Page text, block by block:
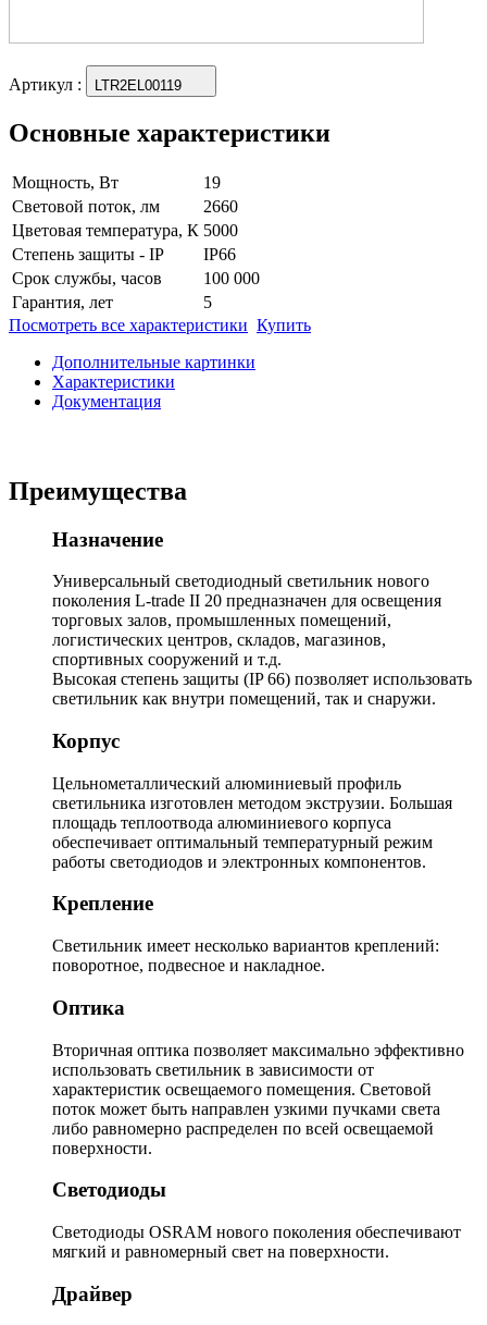
Артикул : LTR2EL00119
Основные характеристики
Мощность, Вт
19
Световой поток, лм
2660
Цветовая температура, К 5000
Степень защиты - IP
IP66
Срок службы, часов
100 000
Гарантия, лет
5
Посмотреть все характеристики Купить
Дополнительные картинки
Характеристики
Документация
Преимущества
Назначение
Универсальный светодиодный светильник нового
поколения L-trade II 20 предназначен для освещения
торговых залов, промышленных помещений,
логистических центров, складов, магазинов,
спортивных сооружений и т.д.
Высокая степень защиты (IP 66) позволяет использовать
светильник как внутри помещений, так и снаружи.
Корпус
Цельнометаллический алюминиевый профиль
светильника изготовлен методом экструзии. Большая
площадь теплоотвода алюминиевого корпуса
обеспечивает оптимальный температурный режим
работы светодиодов и электронных компонентов.
Крепление
Светильник имеет несколько вариантов креплений:
поворотное, подвесное и накладное.
Оптика
Вторичная оптика позволяет максимально эффективно
использовать светильник в зависимости от
характеристик освещаемого помещения. Световой
поток может быть направлен узкими пучками света
либо равномерно распределен по всей освещаемой
поверхности.
Светодиоды
Светодиоды OSRAM нового поколения обеспечивают
мягкий и равномерный свет на поверхности.
Драйвер